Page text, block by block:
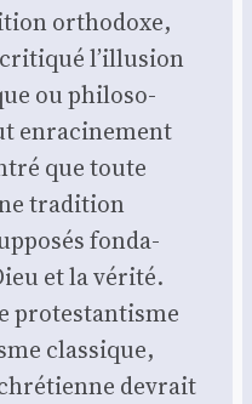
ortho­doxe,
l’illusion
ou phi­lo­so­
enra­ci­ne­ment
que toute
tra­di­tion
fon­da­
et la véri­té.
pro­tes­tan­tisme
clas­sique,
devrait